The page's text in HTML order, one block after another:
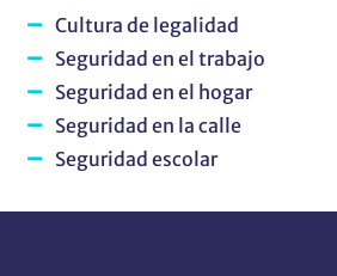
Cultura de legalidad
Seguridad en el trabajo
Seguridad en el hogar
Seguridad en la calle
Seguridad escolar